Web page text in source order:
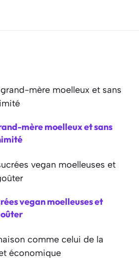
mère moelleux et sans
vegan moelleuses et